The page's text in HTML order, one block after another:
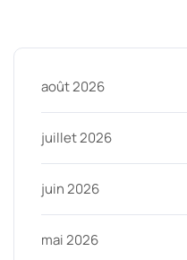
août 2026
juillet 2026
juin 2026
mai 2026